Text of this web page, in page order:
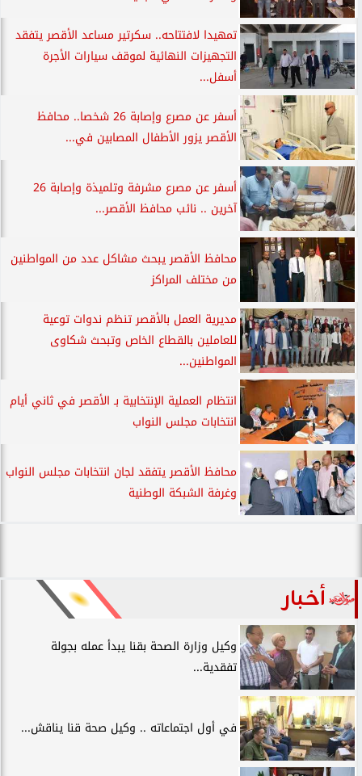
تمهيدا لافتتاحه.. سكرتير مساعد الأقصر يتفقد
التجهيزات النهائية لموقف سيارات الأجرة
أسفل...
أسفر عن مصرع وإصابة 26 شخصا.. محافظ
الأقصر يزور الأطفال المصابين في...
أسفر عن مصرع مشرفة وتلميذة وإصابة 26
آخرين .. نائب محافظ الأقصر...
محافظ الأقصر يبحث مشاكل عدد من المواطنين
من مختلف المراكز
مديرية العمل بالأقصر تنظم ندوات توعية
للعاملين بالقطاع الخاص وتبحث شكاوى
المواطنين...
انتظام العملية الإنتخابية بـ الأقصر في ثاني أيام
انتخابات مجلس النواب
محافظ الأقصر يتفقد لجان انتخابات مجلس النواب
وغرفة الشبكة الوطنية
أخبار
وكيل وزارة الصحة بقنا يبدأ عمله بجولة
تفقدية...
في أول اجتماعاته .. وكيل صحة قنا يناقش...